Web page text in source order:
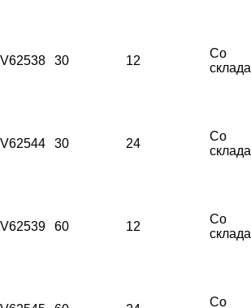
V62538 30 12
Со
склада
V62544 30 24
Со
склада
V62539 60 12
Со
склада
Со